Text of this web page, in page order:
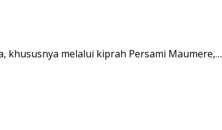
khususnya melalui kiprah Persami Maumere,…